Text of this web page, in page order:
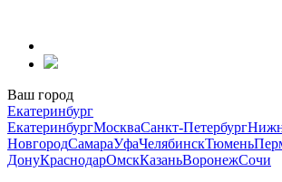
содержанию
Ваш город
Екатеринбург
ЕкатеринбургМоскваСанкт-Петербург
НовгородСамараУфаЧелябинскТюмень
ДонуКраснодарОмскКазаньВоронежСочи